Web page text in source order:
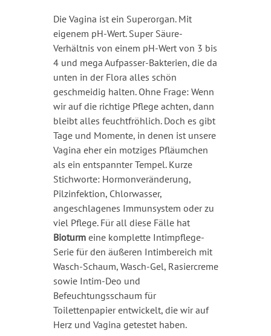
Die Vagina ist ein Superorgan. Mit
eigenem pH-Wert. Super Säure-
Verhältnis von einem pH-Wert von 3 bis
4 und mega Aufpasser-Bakterien, die da
unten in der Flora alles schön
geschmeidig halten. Ohne Frage: Wenn
wir auf die richtige Pflege achten, dann
bleibt alles feuchtfröhlich. Doch es gibt
Tage und Momente, in denen ist unsere
Vagina eher ein motziges Pfläumchen
als ein entspannter Tempel. Kurze
Stichworte: Hormonveränderung,
Pilzinfektion, Chlorwasser,
angeschlagenes Immunsystem oder zu
viel Pflege. Für all diese Fälle hat
Bioturmeine komplette Intimpflege-
Serie für den äußeren Intimbereich mit
Wasch-Schaum, Wasch-Gel, Rasiercreme
sowie Intim-Deo und
Befeuchtungsschaum für
Toilettenpapier entwickelt, die wir auf
Herz und Vagina getestet haben.